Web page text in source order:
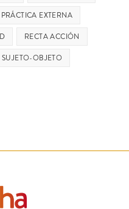
PRÁCTICA EXTERNA
RECTA ACCIÓN
SUJETO-OBJETO